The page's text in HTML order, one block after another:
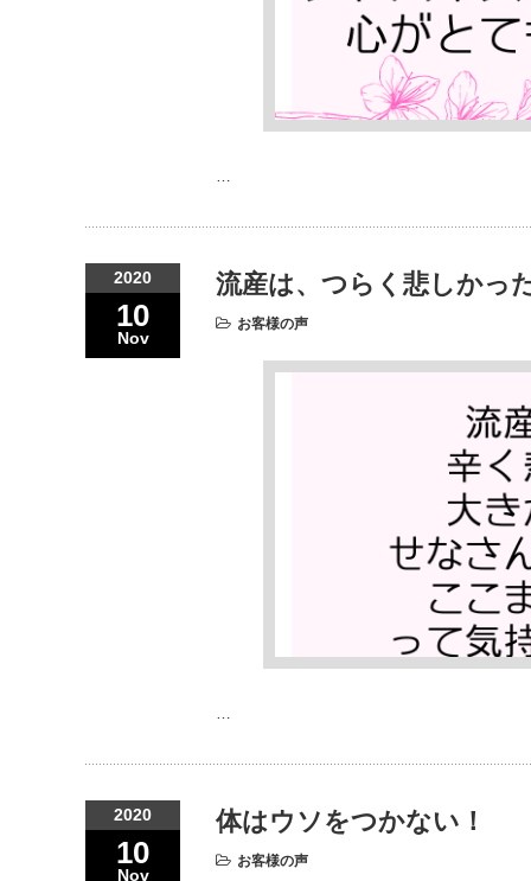
2020
10
Nov
流産は、つらく悲しかっ
お客様の声
2020
10
Nov
体はウソをつかない！
お客様の声